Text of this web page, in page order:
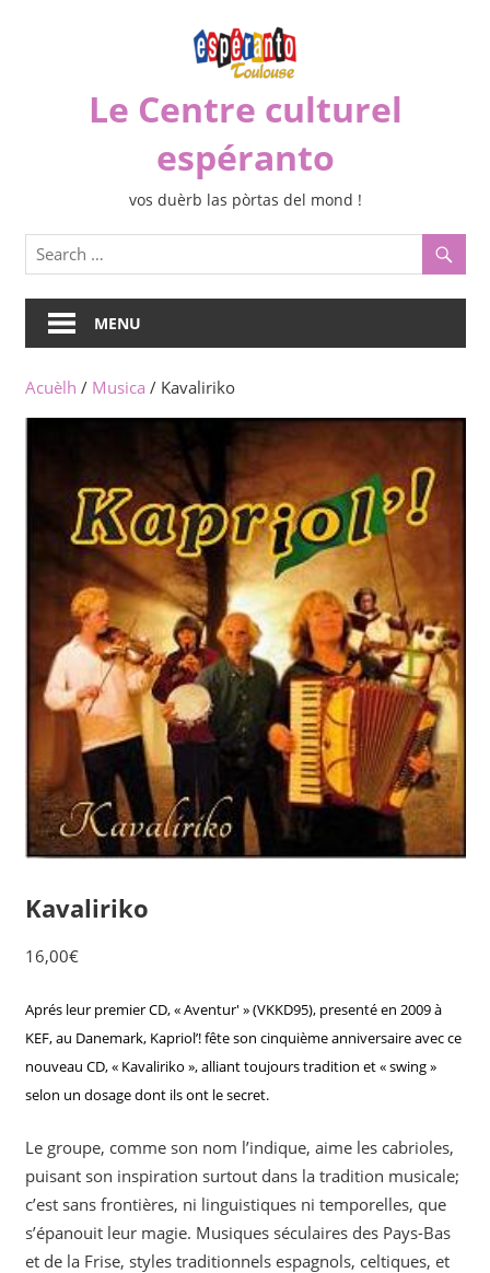
Le Centre culturel
espéranto
vos duèrb las pòrtas del mond !
MENU
Acuèlh / Musica / Kavaliriko
Kavaliriko
16,00€
Aprés leur premier CD, « Aventur' » (VKKD95), presenté en 2009 à
KEF, au Danemark, Kapriol’! fête son cinquième anniversaire avec ce
nouveau CD, « Kavaliriko », alliant toujours tradition et « swing »
selon un dosage dont ils ont le secret.
Le groupe, comme son nom l’indique, aime les cabrioles,
puisant son inspiration surtout dans la tradition musicale;
c’est sans frontières, ni linguistiques ni temporelles, que
s’épanouit leur magie. Musiques séculaires des Pays-Bas
et de la Frise, styles traditionnels espagnols, celtiques, et